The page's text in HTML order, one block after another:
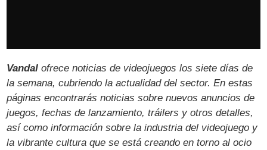
Vandal ofrece noticias de videojuegos los siete días de
la semana, cubriendo la actualidad del sector. En estas
páginas encontrarás noticias sobre nuevos anuncios de
juegos, fechas de lanzamiento, tráilers y otros detalles,
así como información sobre la industria del videojuego y
la vibrante cultura que se está creando en torno al ocio